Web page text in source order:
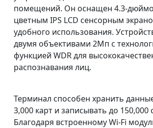
помещений. Он оснащен 4.3-
цветным IPS LCD сенсорным
удобного использования.
двумя объективами 2Мп с
функцией WDR для
распознавания лиц.
Терминал способен хранить
3,000 карт и записывать до 150,000
Благодаря встроенному Wi-Fi